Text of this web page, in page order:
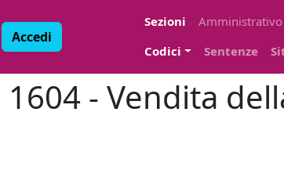
Accedi
Sezioni
Amministrativo
Codici
Sentenze
- Vendita